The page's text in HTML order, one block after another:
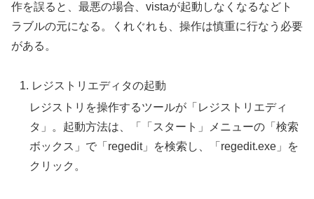
作を誤ると、最悪の場合、vistaが起動しなくなるなどト
ラブルの元になる。くれぐれも、操作は慎重に行なう必要
がある。
レジストリエディタの起動
レジストリを操作するツールが「レジストリエディ
タ」。起動方法は、「「スタート」メニューの「検索
ボックス」で「regedit」を検索し、「regedit.exe」を
クリック。